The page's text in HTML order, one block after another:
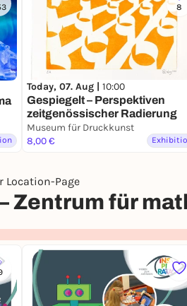
8
Today, 07. Aug | 10:00
Gespiegelt – Perspektiven
zeitgenössischer Radierung
Museum für Druckkunst
8,00 €
Location-Page
– Zentrum für